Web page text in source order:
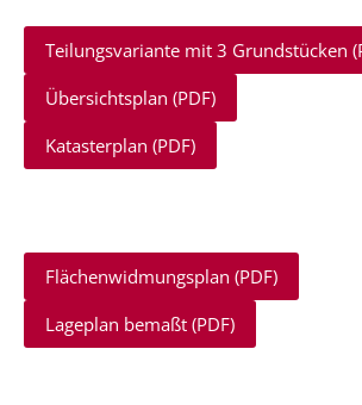
Teilungsvariante mit 3 Grundstücken
Übersichtsplan (PDF)
Katasterplan (PDF)
Flächenwidmungsplan (PDF)
Lageplan bemaßt (PDF)